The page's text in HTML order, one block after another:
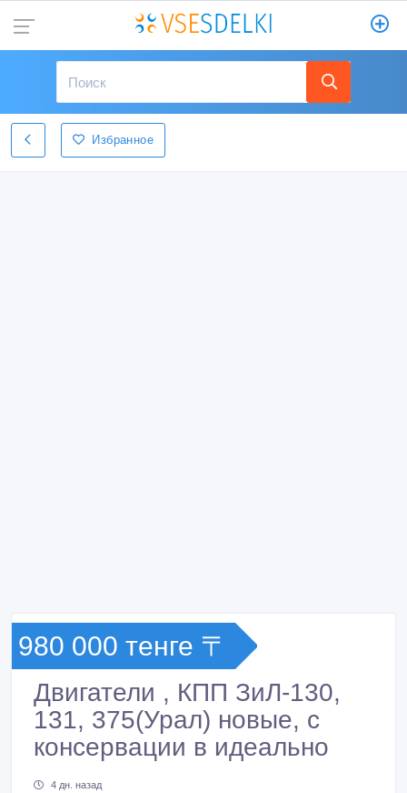
Избранное
980 000 тенге 〒
Двигатели , КПП ЗиЛ-130,
131, 375(Урал) новые, с
консервации в идеально
4 дн. назад